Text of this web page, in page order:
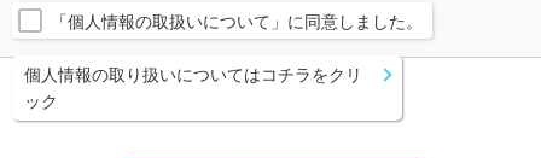
「個人情報の取扱いについて」に同意しました。
個人情報の取り扱いについてはコチラをクリ
ック